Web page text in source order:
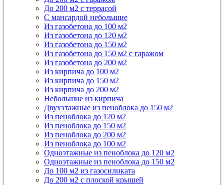
До 200 м2 с террасой
С мансардой небольшие
Из газобетона до 100 м2
Из газобетона до 120 м2
Из газобетона до 150 м2
Из газобетона до 150 м2 с гаражом
Из газобетона до 200 м2
Из кирпича до 100 м2
Из кирпича до 150 м2
Из кирпича до 200 м2
Небольшие из кирпича
Двухэтажные из пеноблока до 150 м2
Из пеноблока до 120 м2
Из пеноблока до 150 м2
Из пеноблока до 200 м2
Из пеноблока до 100 м2
Одноэтажные из пеноблока до 120 м2
Одноэтажные из пеноблока до 150 м2
До 100 м2 из газосиликата
До 200 м2 с плоской крышей